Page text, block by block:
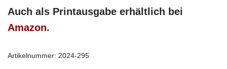
Auch als Printausgabe erhältlich bei
Amazon.
Artikelnummer: 2024-295